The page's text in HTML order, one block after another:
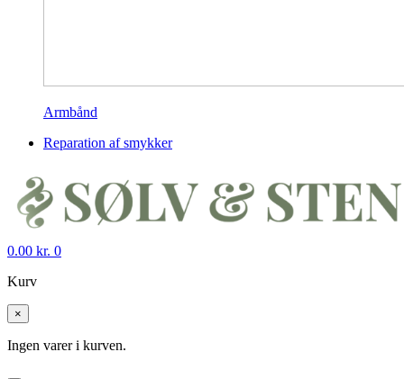
Armbånd
Reparation af smykker
0.00 kr. 0
Kurv
×
Ingen varer i kurven.